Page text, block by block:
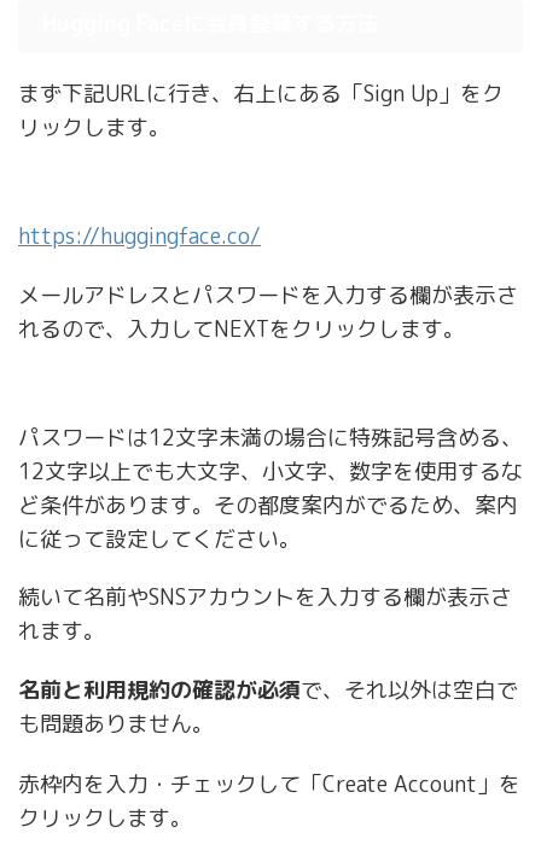
まず下記URLに行き、右上にある「Sign Up」をク
リックします。
https://huggingface.co/
メールアドレスとパスワードを入力する欄が表示さ
れるので、入力してNEXTをクリックします。
パスワードは12文字未満の場合に特殊記号含める、
12文字以上でも大文字、小文字、数字を使用するな
ど条件があります。その都度案内がでるため、案内
に従って設定してください。
続いて名前やSNSアカウントを入力する欄が表示さ
れます。
名前と利用規約の確認が必須で、それ以外は空白で
も問題ありません。
赤枠内を入力・チェックして「Create Account」を
クリックします。